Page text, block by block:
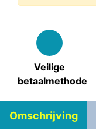
Veilige
betaalmethode
Omschrijving